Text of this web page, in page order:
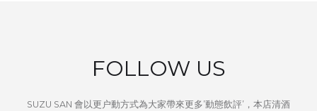
FOLLOW US
SUZU SAN 會以更户動方式為大家帶來更多’動態飲評’，本店清酒